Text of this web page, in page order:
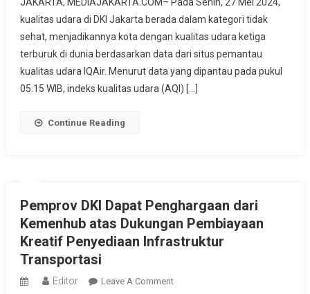
DKI
Jakarta
Masuk
Nomor
Tiga
Terburuk
kualitas udara di DKI Jakarta berada dalam kategori tidak
sehat, menjadikannya kota dengan kualitas udara ketiga
terburuk di dunia berdasarkan data dari situs pemantau
kualitas udara IQAir. Menurut data yang dipantau pada pukul
05.15 WIB, indeks kualitas udara (AQI) […]
Continue Reading
Pemprov DKI Dapat Penghargaan dari
Kemenhub atas Dukungan Pembiayaan
Kreatif Penyediaan Infrastruktur
Transportasi
Editor Leave A CommentOn